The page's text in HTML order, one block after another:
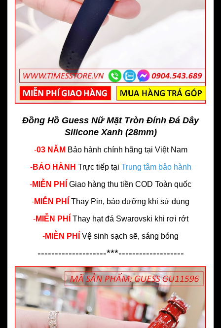
Đồng Hồ Guess Nữ Mặt Tròn Đính Đá Dây
Silicone Xanh (28mm)
-03 NĂM Bảo hành chính hãng tại Việt Nam
-BẢO HÀNH Trực tiếp tại Trung tâm bảo hành
-MIỄN PHÍ Giao hàng thu tiền COD Toàn quốc
-MIỄN PHÍ Thay Pin, bảo dưỡng khi sử dụng
-MIỄN PHÍ Thay hạt đá Swarovski khi rơi rớt
-MIỄN PHÍ Vệ sinh sạch sẽ, sáng bóng
--------------------***-------------------